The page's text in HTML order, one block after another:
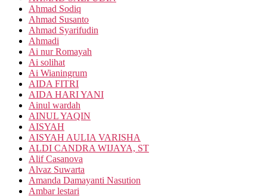
Ahmad Sodiq
Ahmad Susanto
Ahmad Syarifudin
Ahmadi
Ai nur Romayah
Ai solihat
Ai Wianingrum
AIDA FITRI
AIDA HARI YANI
Ainul wardah
AINUL YAQIN
AISYAH
AISYAH AULIA VARISHA
ALDI CANDRA WIJAYA, ST
Alif Casanova
Alvaz Suwarta
Amanda Damayanti Nasution
Ambar lestari